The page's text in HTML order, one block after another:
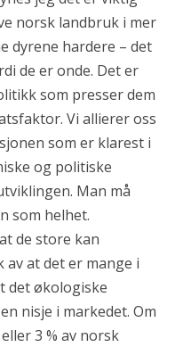
norsk landbruk i mer
dyrene hardere – det
de er onde. Det er
som presser dem
Vi allierer oss
som er klarest i
og politiske
Man må
som helhet.
de store kan
at det er mange i
det økologiske
nisje i markedet. Om
3 % av norsk